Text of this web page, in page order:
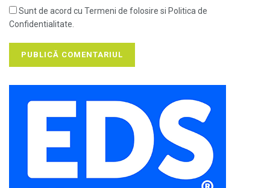
Sunt de acord cu Termeni de folosire si Politica de
Confidentialitate.